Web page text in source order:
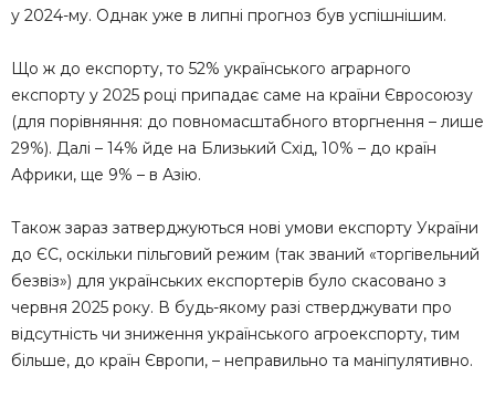
у 2024-му. Однак уже в липні прогноз був успішнішим.
Що ж до експорту, то 52% українського аграрного
експорту у 2025 році припадає саме на країни Євросоюзу
(для порівняння: до повномасштабного вторгнення – лише
29%). Далі – 14% йде на Близький Схід, 10% – до країн
Африки, ще 9% – в Азію.
Також зараз затверджуються нові умови експорту України
до ЄС, оскільки пільговий режим (так званий «торгівельний
безвіз») для українських експортерів було скасовано з
червня 2025 року. В будь-якому разі стверджувати про
відсутність чи зниження українського агроекспорту, тим
більше, до країн Європи, – неправильно та маніпулятивно.